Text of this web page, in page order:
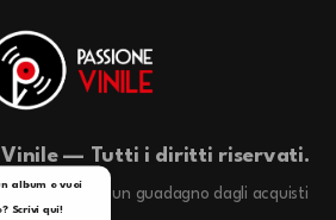
Vinile — Tutti i diritti riservati.
riceviamo un guadagno dagli acquisti
album o vuoi
Scrivi qui!